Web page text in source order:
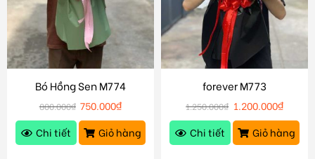
Bó Hồng Sen M774
800.000₫ 750.000₫
Chi tiết
Giỏ hàng
forever M773
1.250.000₫ 1.200.000₫
Chi tiết
Giỏ hàng